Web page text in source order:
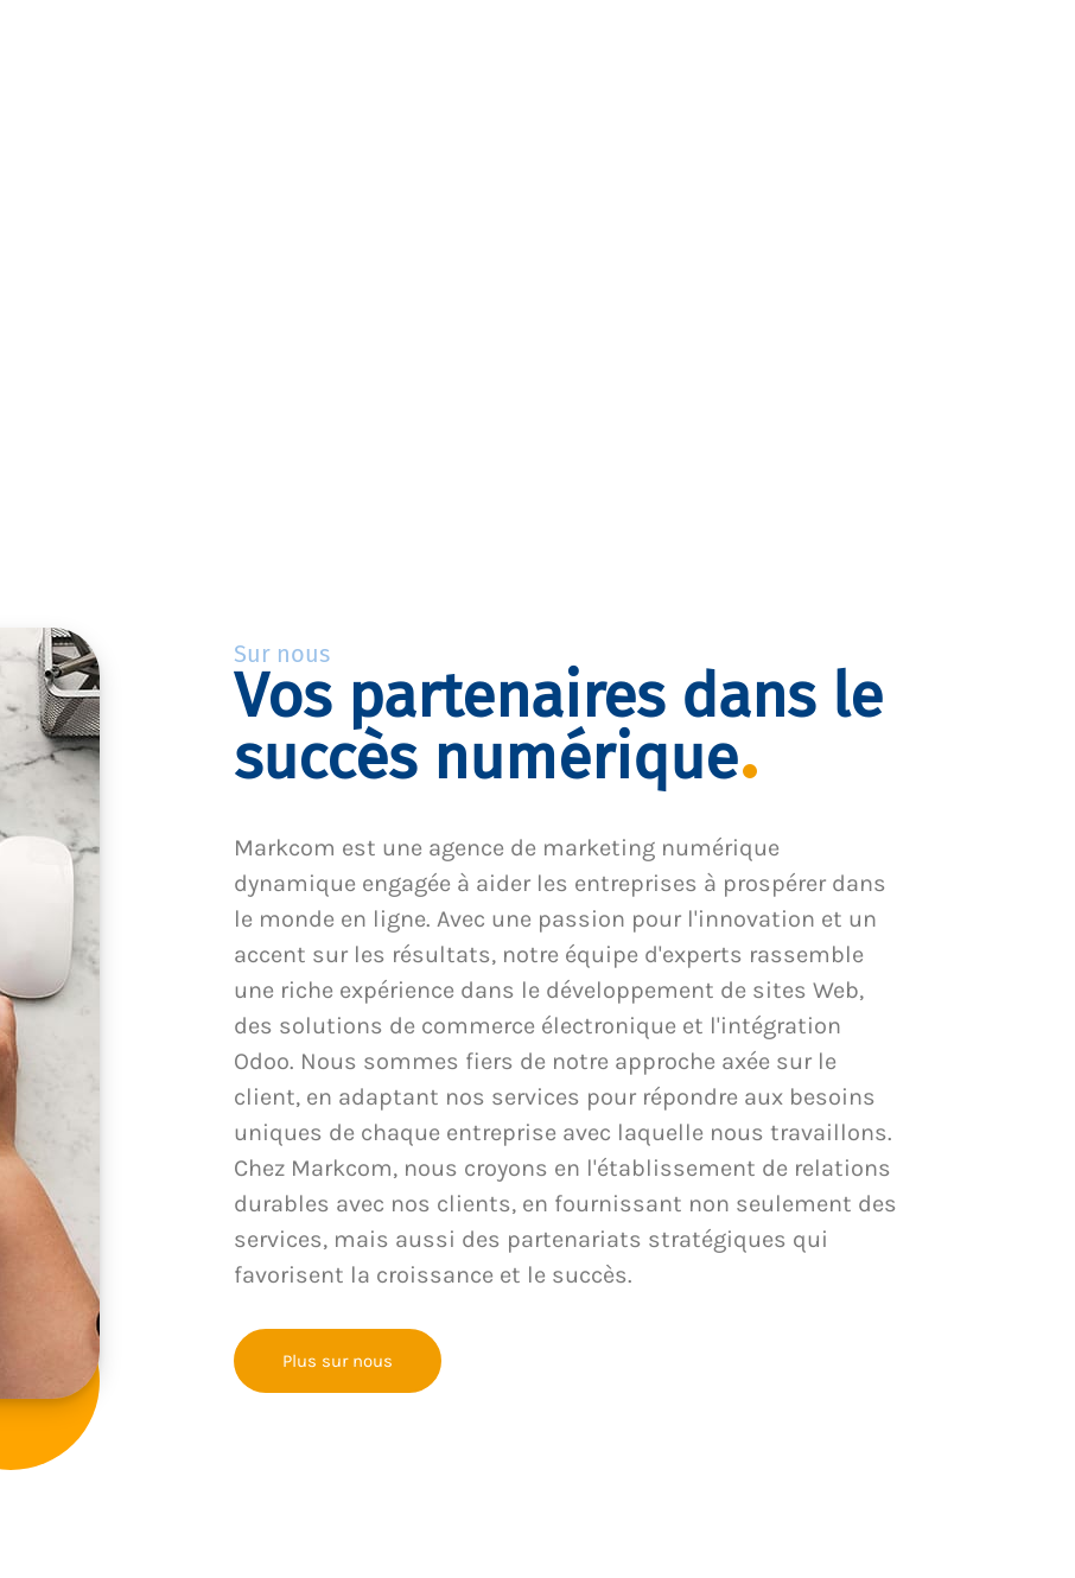
Sur nous
Vos partenaires dans le
succès numérique
Markcom est une agence de marketing numérique
dynamique engagée à aider les entreprises à prospérer dans
le monde en ligne. Avec une passion pour l'innovation et un
accent sur les résultats, notre équipe d'experts rassemble
une riche expérience dans le développement de sites Web,
des solutions de commerce électronique et l'intégration
Odoo. Nous sommes fiers de notre approche axée sur le
client, en adaptant nos services pour répondre aux besoins
uniques de chaque entreprise avec laquelle nous travaillons.
Chez Markcom, nous croyons en l'établissement de relations
durables avec nos clients, en fournissant non seulement des
services, mais aussi des partenariats stratégiques qui
favorisent la croissance et le succès.
Plus sur nous